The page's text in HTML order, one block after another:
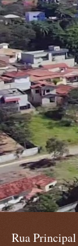
Rua Principal